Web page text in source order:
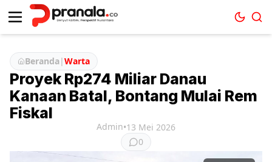
Beranda|Warta
Proyek Rp274 Miliar Danau
Kanaan Batal, Bontang Mulai Rem
Fiskal
Admin•13 Mei 2026
0